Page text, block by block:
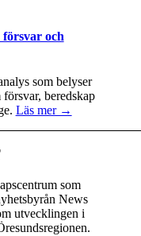
försvar och
som belyser
beredskap
Läs mer →
som
News
utvecklingen i